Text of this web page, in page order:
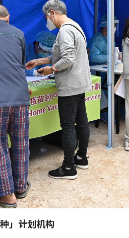
」计划机构